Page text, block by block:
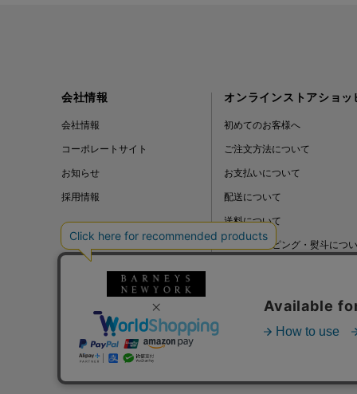
会社情報
会社情報
コーポレートサイト
お知らせ
採用情報
オンラインストアショッ
初めてのお客様へ
ご注文方法について
お支払いについて
配送について
送料について
ギフトラッピング・熨斗につ